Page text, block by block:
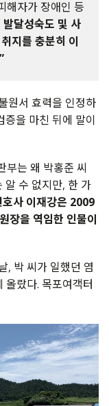
해자가 장애인 등
달성숙도 및 사
지를 충분히 이
원서 효력을 인정하
증을 마친 뒤에 말이
부는 왜 박홍준 씨
알 수 없지만, 한 가
사 이재강은 2009
장을 역임한 인물이
, 박 씨가 일했던 염
올랐다. 목포여객터